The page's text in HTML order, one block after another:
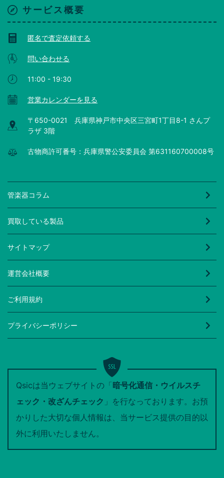
サービス概要
匿名で査定依頼する
問い合わせる
11:00 - 19:30
営業カレンダーを見る
〒650-0021 兵庫県神戸市中央区三宮町1丁目8-1 さんプ
ラザ 3階
古物商許可番号：兵庫県警公安委員会 第631160700008号
管楽器コラム
買取している製品
サイトマップ
運営会社概要
ご利用規約
プライバシーポリシー
Qsicは当ウェブサイトの「暗号化通信・ウイルスチ
ェック・改ざんチェック 」を行なっております。お預
かりした大切な個人情報は、当サービス提供の目的以
外に利用いたしません。